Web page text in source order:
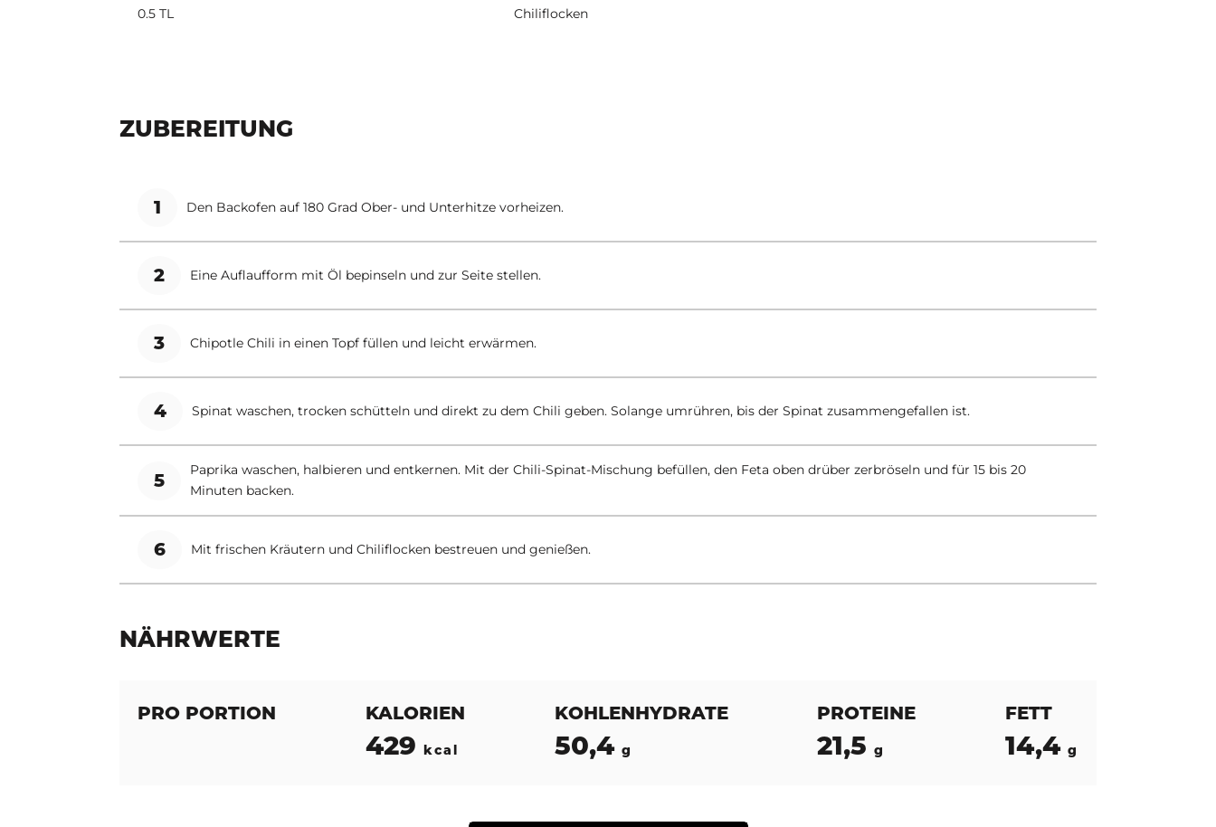
0.5 TL Chiliflocken
ZUBEREITUNG
1 Den Backofen auf 180 Grad Ober- und Unterhitze vorheizen.
2 Eine Auflaufform mit Öl bepinseln und zur Seite stellen.
3 Chipotle Chili in einen Topf füllen und leicht erwärmen.
4 Spinat waschen, trocken schütteln und direkt zu dem Chili geben. Solange umrühren, bis der Spinat zusammengefallen ist.
5
Paprika waschen, halbieren und entkernen. Mit der Chili-Spinat-Mischung befüllen, den Feta oben drüber zerbröseln und für 15 bis 20
Minuten backen.
6 Mit frischen Kräutern und Chiliflocken bestreuen und genießen.
NÄHRWERTE
PRO PORTION KALORIEN
429 kcal
KOHLENHYDRATE
50,4 g
PROTEINE
21,5 g
FETT
14,4 g